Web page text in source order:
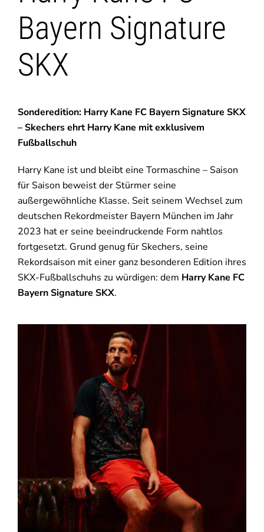
Bayern Signature
SKX
Sonderedition: Harry Kane FC Bayern Signature SKX
– Skechers ehrt Harry Kane mit exklusivem
Fußballschuh
Harry Kane ist und bleibt eine Tormaschine – Saison
für Saison beweist der Stürmer seine
außergewöhnliche Klasse. Seit seinem Wechsel zum
deutschen Rekordmeister Bayern München im Jahr
2023 hat er seine beeindruckende Form nahtlos
fortgesetzt. Grund genug für Skechers, seine
Rekordsaison mit einer ganz besonderen Edition ihres
SKX-Fußballschuhs zu würdigen: dem Harry Kane FC
Bayern Signature SKX.